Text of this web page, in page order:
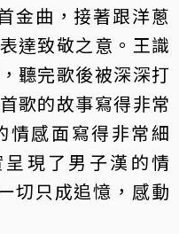
金曲，接著跟洋蔥
達致敬之意。王識
聽完歌後被深深打
歌的故事寫得非常
情感面寫得非常細
現了男子漢的情
切只成追憶，感動